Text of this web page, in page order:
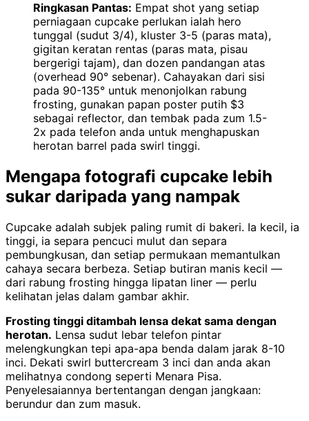
Ringkasan Pantas: Empat shot yang setiap
perniagaan cupcake perlukan ialah hero
tunggal (sudut 3/4), kluster 3-5 (paras mata),
gigitan keratan rentas (paras mata, pisau
bergerigi tajam), dan dozen pandangan atas
(overhead 90° sebenar). Cahayakan dari sisi
pada 90-135° untuk menonjolkan rabung
frosting, gunakan papan poster putih $3
sebagai reflector, dan tembak pada zum 1.5-
2x pada telefon anda untuk menghapuskan
herotan barrel pada swirl tinggi.
Mengapa fotografi cupcake lebih
sukar daripada yang nampak
Cupcake adalah subjek paling rumit di bakeri. Ia kecil, ia
tinggi, ia separa pencuci mulut dan separa
pembungkusan, dan setiap permukaan memantulkan
cahaya secara berbeza. Setiap butiran manis kecil —
dari rabung frosting hingga lipatan liner — perlu
kelihatan jelas dalam gambar akhir.
Frosting tinggi ditambah lensa dekat sama dengan
herotan. Lensa sudut lebar telefon pintar
melengkungkan tepi apa-apa benda dalam jarak 8-10
inci. Dekati swirl buttercream 3 inci dan anda akan
melihatnya condong seperti Menara Pisa.
Penyelesaiannya bertentangan dengan jangkaan:
berundur dan zum masuk.